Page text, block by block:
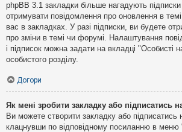
phpBB 3.1 закладки більше нагадують
отримувати повідомлення про оновлення в
вас в закладках. У разі підписки, ви будете
про зміни в темі чи форумі. Налаштування
і підписок можна задати на вкладці "Особисті
особистого розділу.
Догори
Як мені зробити закладку або підписатись
Ви можете створити закладку або підписатись
клацнувши по відповідному посиланню в